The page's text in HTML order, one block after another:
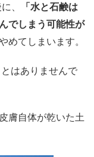
、
「水と石鹸は
でしまう可能性が
めてしまいます。
はありませんで
膚自体が乾いた土